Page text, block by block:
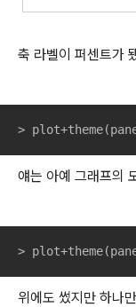
축 라벨이 퍼센트가
>
얘는 아예 그래프의
>
위에도 썼지만 하나